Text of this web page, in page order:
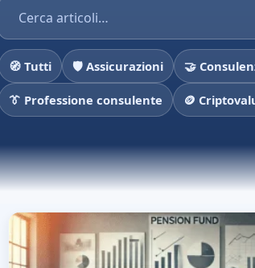
🧭 Tutti 🛡️ Assicurazioni 🤝
👔 Professione consulente 🪙